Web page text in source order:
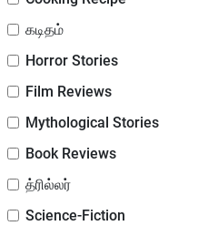
கடிதம்
Horror Stories
Film Reviews
Mythological Stories
Book Reviews
த்ரில்லர்
Science-Fiction